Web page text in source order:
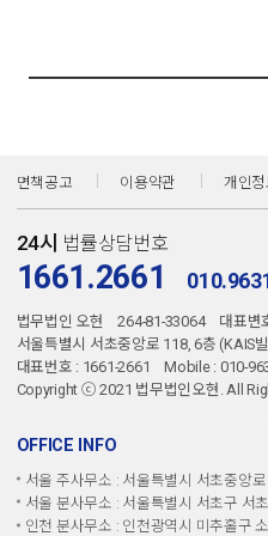
면책공고 이용약관 개인
24시 법률상담번호
1661.2661
법무법인 오현 264-81-33064 대표변
서울특별시 서초중앙로 118, 6층 (KAIS
대표번호 : 1661-2661
Mobile : 010-
Copyright ⓒ 2021 법무법인오현. All
OFFICE INFO
서울 주사무소 : 서울특별시 서초중앙
서울 분사무소 : 서울특별시 서초구 서
인천 분사무소 : 인천광역시 미추홀구